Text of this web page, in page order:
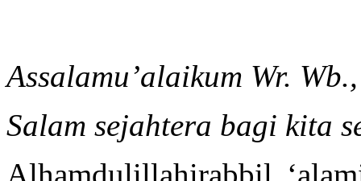
Assalamu’alaikum Wr. Wb.,
Salam sejahtera bagi kita
Alhamdulillahirabbil